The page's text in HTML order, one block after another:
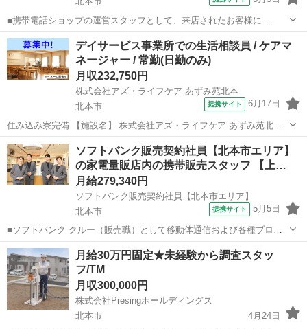
■携帯電話ショップの運営スタッフとして、来店されたお客様に
Android、iPhone、iPadなどの端末及びプランを提案します。 最初は
緊張するかもしれませんが、「お客様のお役に立ちたい」というお気
持ちがあれば大丈夫です。...
埼玉 北本市 その他
デイサービス事業所での生活相談員 / ケアマ
ネージャー / 常勤(日勤のみ)
月収232,750円
株式会社アズ・ライフケア あずみ苑北本
北本市
提携サイト 6月17日
住み込み寮完備 【施設名】 株式会社アズ・ライフケア あずみ苑北本
【勤務地】 埼玉県 北本市 【アクセス】 北本駅から徒歩21分 北本駅/
桶川駅/鴻巣駅 【雇用形態】常勤(日勤のみ) 【募集職種】生活相談員
【...
埼玉 北本市 介護士
ソフトバンク販売契約社員【北本市エリア】
の家電量販店内の携帯販売スタッフ 【上…
月給279,340円
ソフトバンク販売契約社員【北本市エリア】
北本市
提携サイト 5月5日
■ソフトバンク クルー（販売職）として移動体通信および各種ブロー
ドバンドサービスの提案・販売をお任せします。 【具体的な業務内
容】 ・スマートフォンなどの販売 ・新規加入やプラン変更の事務手続
き ・その他、各種商品・サービ...
埼玉 北本市 その他
月給30万円固定★未経験から調査スタッ
フ/TM
月収300,000円
株式会社Presingホールディングス
北本市
4月24日